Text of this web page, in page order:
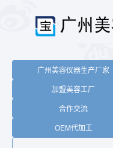
广州美容仪器生产厂家
加盟美容工厂
合作交流
OEM代加工